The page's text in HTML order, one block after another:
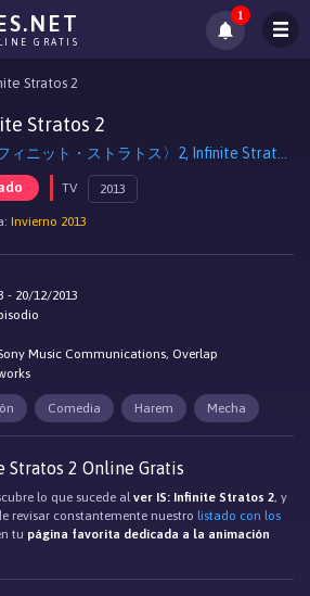
GRATIS
1
Stratos 2
Stratos 2
TV 2013
Invierno 2013
- 20/12/2013
Music Communications, Overlap
Comedia Harem Mecha
Stratos 2 Online Gratis
lo que sucede alver IS: Infinite Stratos 2, y
revisar constantemente nuestro listado con los
tu página favorita dedicada a la animación